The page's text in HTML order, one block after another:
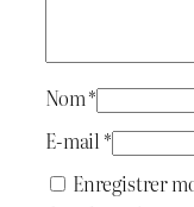
e
Nom*
E-mail *
Enregistrer